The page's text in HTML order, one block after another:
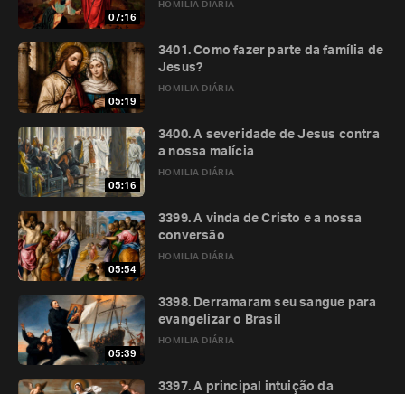
07:16
HOMILIA DIÁRIA
05:19
HOMILIA DIÁRIA
3401. Como fazer parte da família de
Jesus?
05:16
HOMILIA DIÁRIA
3400. A severidade de Jesus contra
a nossa malícia
05:54
HOMILIA DIÁRIA
3399. A vinda de Cristo e a nossa
conversão
05:39
HOMILIA DIÁRIA
3398. Derramaram seu sangue para
evangelizar o Brasil
3397. A principal intuição da